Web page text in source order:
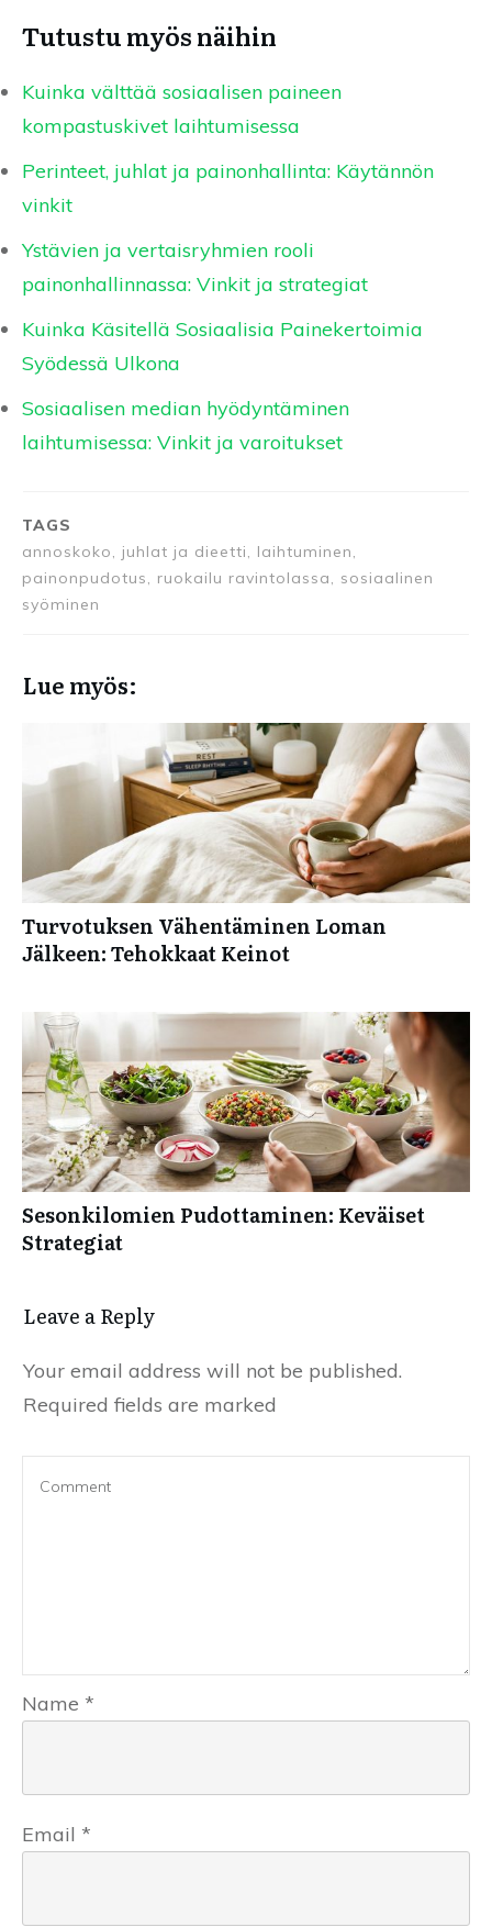
Tutustu myös näihin
Kuinka välttää sosiaalisen paineen
kompastuskivet laihtumisessa
Perinteet, juhlat ja painonhallinta: Käytännön
vinkit
Ystävien ja vertaisryhmien rooli
painonhallinnassa: Vinkit ja strategiat
Kuinka Käsitellä Sosiaalisia Painekertoimia
Syödessä Ulkona
Sosiaalisen median hyödyntäminen
laihtumisessa: Vinkit ja varoitukset
TAGS
annoskoko, juhlat ja dieetti, laihtuminen,
painonpudotus, ruokailu ravintolassa, sosiaalinen
syöminen
Lue myös:
Turvotuksen Vähentäminen Loman
Jälkeen: Tehokkaat Keinot
Sesonkilomien Pudottaminen: Keväiset
Strategiat
Leave a Reply
Your email address will not be published.
Required fields are marked
Name *
Email *